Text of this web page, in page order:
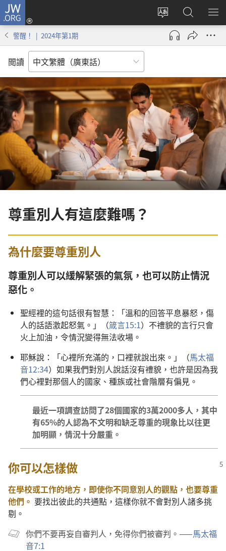
JW.ORG
更
改
網
言
登
錄
（開
窗）
搜
尋
JW.ORG
顯
警醒！ | 2024年第1期
閲讀
尊重別人有這麼難嗎？
為什麼要尊重別人
尊重別人可以緩解緊張的氣氛，也可以防止情況
惡化。
聖經裡的這句話很有智慧：「溫和的回答平息暴怒，傷
人的話語激起怒氣。」（箴言15:1）不禮貌的言行只會
火上加油，令情況變得無法收場。
耶穌說：「心裡所充滿的，口裡就說出來。」（馬太福
音12:34）如果我們對別人說話沒有禮貌，也許是因為我
們心裡對那個人的國家、種族或社會階層有偏見。
最近一項調查訪問了28個國家的3萬2000多人，其中
有65%的人認為不文明和缺乏尊重的現象比以往更
加明顯，情況十分嚴重。
你可以怎樣做
在學校或工作的地方，即使你不同意別人的觀點，也要尊重
他們。 要找出彼此的共通點，這樣你就不會對別人諸多挑
剔。
你們不要再妄自審判人，免得你們被審判。——馬太福
音7:1